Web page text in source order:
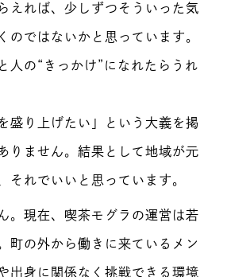
えれば、少しずつそういった気
のではないかと思っています。
人の“きっかけ”になれたらうれ
盛り上げたい」という大義を掲
りません。結果として地域が元
それでいいと思っています。
。現在、喫茶モグラの運営は若
町の外から働きに来ているメン
出身に関係なく挑戦できる環境